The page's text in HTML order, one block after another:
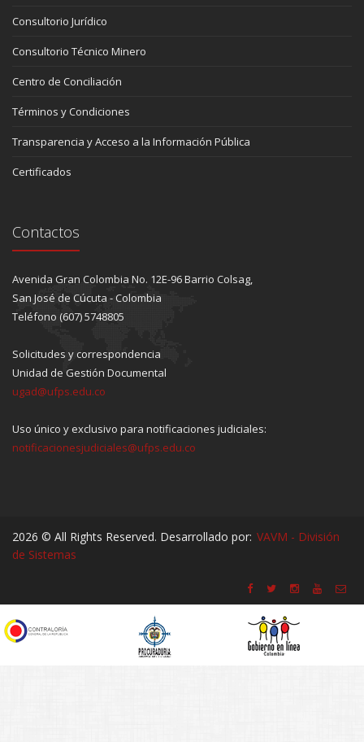
Consultorio Jurídico
Consultorio Técnico Minero
Centro de Conciliación
Términos y Condiciones
Transparencia y Acceso a la Información Pública
Certificados
Contactos
Avenida Gran Colombia No. 12E-96 Barrio Colsag,
San José de Cúcuta - Colombia
Teléfono (607) 5748805
Solicitudes y correspondencia
Unidad de Gestión Documental
ugad@ufps.edu.co
Uso único y exclusivo para notificaciones judiciales:
notificacionesjudiciales@ufps.edu.co
2026 © All Rights Reserved. Desarrollado por: VAVM - División
de Sistemas